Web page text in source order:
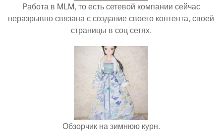
Работа в MLM, то есть сетевой компании сейчас
неразрывно связана с создание своего контента, своей
страницы в соц сетях.
Обзорчик на зимнюю курн.